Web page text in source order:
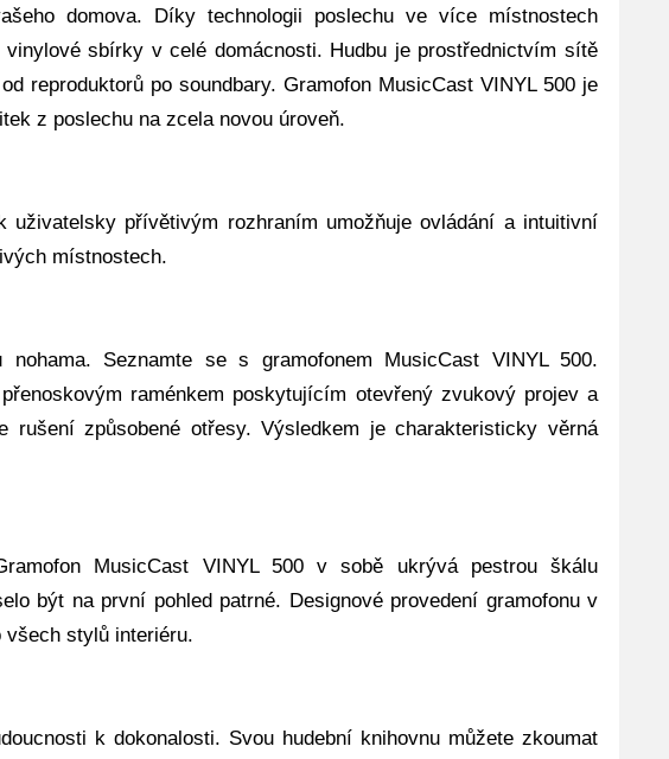
domova. Díky technologii poslechu ve více místnostech
sbírky v celé domácnosti. Hudbu je prostřednictvím sítě
reproduktorů po soundbary. Gramofon MusicCast VINYL 500 je
z poslechu na zcela novou úroveň.
přívětivým rozhraním umožňuje ovládání a intuitivní
místnostech.
Seznamte se s gramofonem MusicCast VINYL 500.
raménkem poskytujícím otevřený zvukový projev a
rušení způsobené otřesy. Výsledkem je charakteristicky věrná
MusicCast VINYL 500 v sobě ukrývá pestrou škálu
být na první pohled patrné. Designové provedení gramofonu v
všech stylů interiéru.
k dokonalosti. Svou hudební knihovnu můžete zkoumat